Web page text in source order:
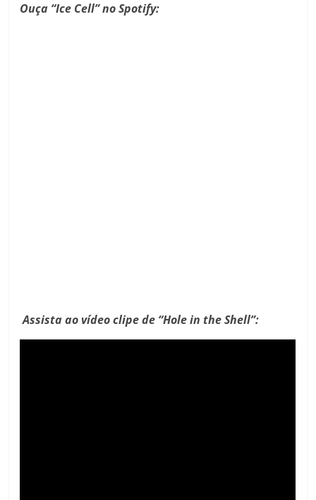
Ouça “Ice Cell” no Spotify:
Assista ao vídeo clipe de “Hole in the Shell”: